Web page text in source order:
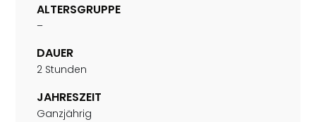
ALTERSGRUPPE
–
DAUER
2 Stunden
JAHRESZEIT
Ganzjährig